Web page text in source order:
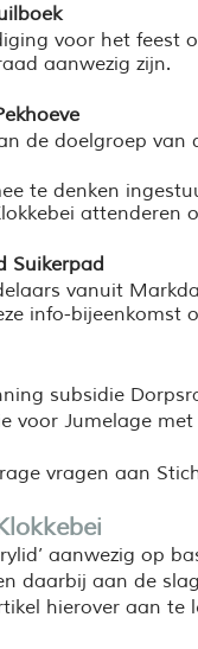
voor het feest
aanwezig zijn.
de doelgroep
te denken
attenderen
Suikerpad
vanuit
info-bijeenkomst
subsidie
voor Jumelage
vragen aan
aanwezig op
daarbij aan de
hierover aan te